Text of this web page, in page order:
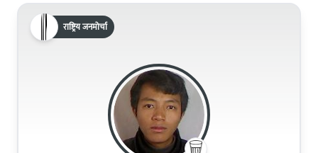
राष्ट्रिय जनमोर्चा